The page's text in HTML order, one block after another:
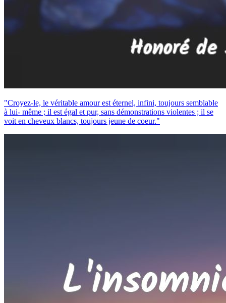
"Croyez-le, le véritable amour est éternel, infini, toujours semblable
à lui- même ; il est égal et pur, sans démonstrations violentes ; il se
voit en cheveux blancs, toujours jeune de coeur."